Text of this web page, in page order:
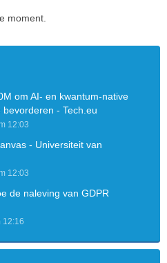
moment.
om AI- en kwantum-native
- Tech.eu
12:03
- Universiteit van
12:03
de naleving van GDPR
12:16